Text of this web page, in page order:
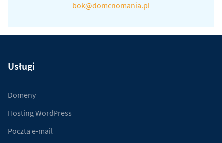
bok@domenomania.pl
Usługi
Domeny
Hosting WordPress
Poczta e-mail